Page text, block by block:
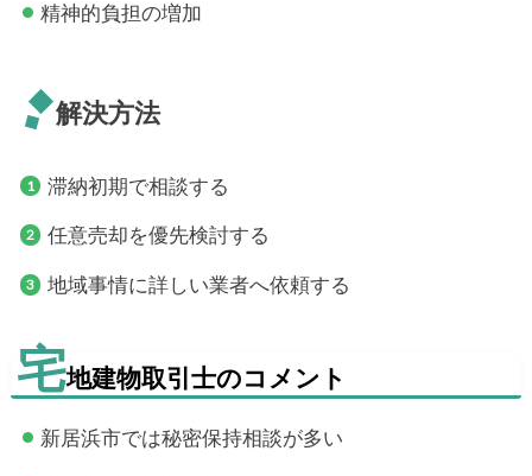
精神的負担の増加
解決方法
滞納初期で相談する
任意売却を優先検討する
地域事情に詳しい業者へ依頼する
宅地建物取引士のコメント
新居浜市では秘密保持相談が多い